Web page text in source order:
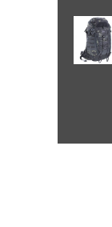
格
範
圍：